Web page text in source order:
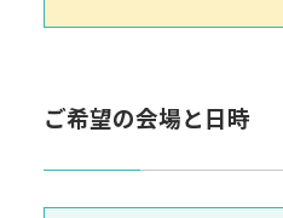
ご希望の会場と日時